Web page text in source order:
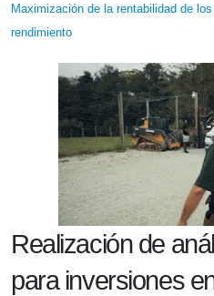
Maximización de la rentabilidad de
rendimiento
Realización de
para inversiones